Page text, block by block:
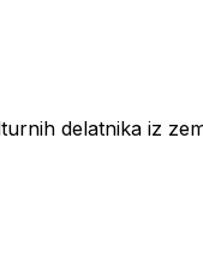
delatnika iz